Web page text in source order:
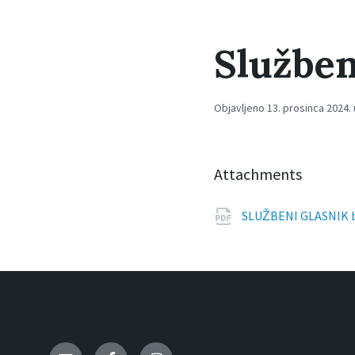
Objavljeno 13. prosinca
Attachments
SLUŽBENI GLASNIK